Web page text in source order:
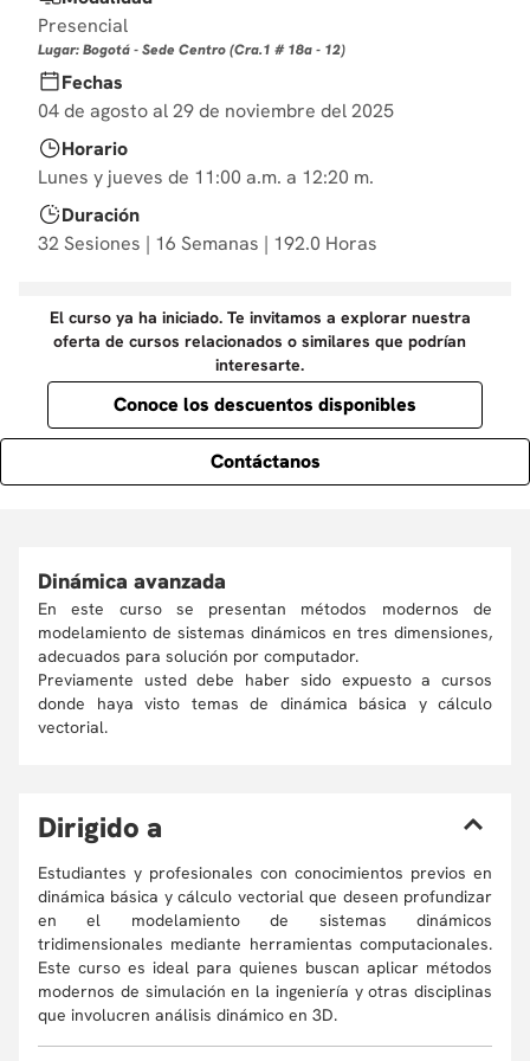
10. diseño
Presencial
Lugar: Bogotá - Sede Centro (Cra.1 # 18a - 12)
Fechas
04 de agosto al 29 de noviembre del 2025
Horario
Lunes y jueves de 11:00 a.m. a 12:20 m.
Duración
32 Sesiones | 16 Semanas | 192.0 Horas
El curso ya ha iniciado. Te invitamos a explorar nuestra
oferta de cursos relacionados o similares que podrían
interesarte.
Conoce los descuentos disponibles
Contáctanos
Dinámica avanzada
En este curso se presentan métodos modernos de
modelamiento de sistemas dinámicos en tres dimensiones,
adecuados para solución por computador.
Previamente usted debe haber sido expuesto a cursos
donde haya visto temas de dinámica básica y cálculo
vectorial.
Dirigido a
Estudiantes y profesionales con conocimientos previos en
dinámica básica y cálculo vectorial que deseen profundizar
en el modelamiento de sistemas dinámicos
tridimensionales mediante herramientas computacionales.
Este curso es ideal para quienes buscan aplicar métodos
modernos de simulación en la ingeniería y otras disciplinas
que involucren análisis dinámico en 3D.